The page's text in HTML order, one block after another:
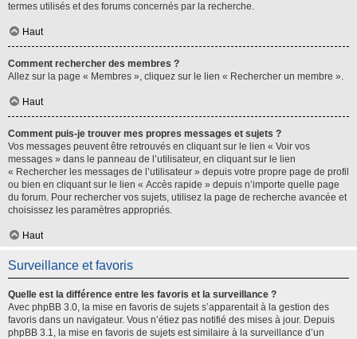
termes utilisés et des forums concernés par la recherche.
Haut
Comment rechercher des membres ?
Allez sur la page « Membres », cliquez sur le lien « Rechercher un membre ».
Haut
Comment puis-je trouver mes propres messages et sujets ?
Vos messages peuvent être retrouvés en cliquant sur le lien « Voir vos
messages » dans le panneau de l’utilisateur, en cliquant sur le lien
« Rechercher les messages de l’utilisateur » depuis votre propre page de profil
ou bien en cliquant sur le lien « Accès rapide » depuis n’importe quelle page
du forum. Pour rechercher vos sujets, utilisez la page de recherche avancée et
choisissez les paramètres appropriés.
Haut
Surveillance et favoris
Quelle est la différence entre les favoris et la surveillance ?
Avec phpBB 3.0, la mise en favoris de sujets s’apparentait à la gestion des
favoris dans un navigateur. Vous n’étiez pas notifié des mises à jour. Depuis
phpBB 3.1, la mise en favoris de sujets est similaire à la surveillance d’un